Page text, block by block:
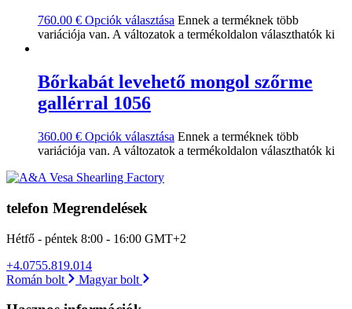
760.00 € Opciók választása Ennek a terméknek több
variációja van. A változatok a termékoldalon választhatók ki
Bőrkabát levehető mongol szőrme
gallérral 1056
360.00 € Opciók választása Ennek a terméknek több
variációja van. A változatok a termékoldalon választhatók ki
telefon Megrendelések
Hétfő - péntek 8:00 - 16:00 GMT+2
+4.0755.819.014
Román bolt
Magyar bolt